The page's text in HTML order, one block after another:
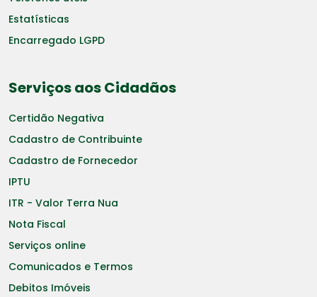
Estatísticas
Encarregado LGPD
Serviços aos Cidadãos
Certidão Negativa
Cadastro de Contribuinte
Cadastro de Fornecedor
IPTU
ITR - Valor Terra Nua
Nota Fiscal
Serviços online
Comunicados e Termos
Debitos Imóveis